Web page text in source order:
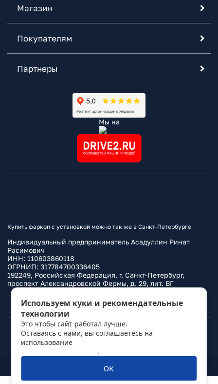
Магазин
Покупателям
Партнеры
Мы на
Купить фаркоп с установкой можно так же в Санкт-Петербурге
Индивидуальный предприниматель Асадуллин Ринат
Расимович
ИНН: 110603860118
ОГРНИП: 317784700336405
192249, Российская Федерация, г. Санкт-Петербург,
проспект Александровской Фермы, д. 29, лит. ВГ
Политика конфиденциальности
© 2010– 2026Фаркоп.ру
Используем куки и рекомендательные
технологии
Это чтобы сайт работал лучше.
Оставаясь с нами, вы соглашаетесь на
использование
.
ОК